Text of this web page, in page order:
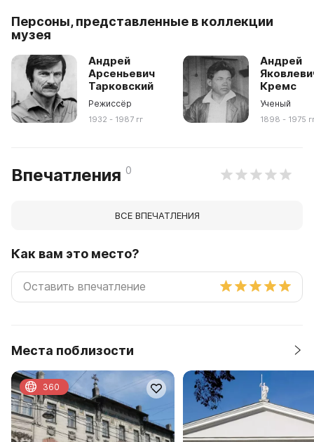
Персоны, представленные в коллекции
музея
Андрей
Арсеньевич
Тарковский
Режиссёр
1932 - 1987 гг
Андрей
Кремс
Ученый
1898 - 1975
Впечатления 0
ВСЕ ВПЕЧАТЛЕНИЯ
Как вам это место?
Места поблизости
360